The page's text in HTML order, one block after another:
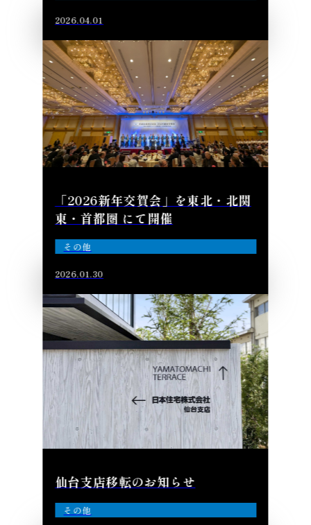
2026.04.01
「2026新年交賀会」を東北・北関
東・首都圏 にて開催
その他
2026.01.30
仙台支店移転のお知らせ
その他